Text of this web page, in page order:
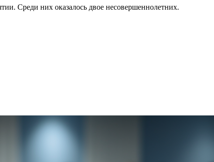
Среди них оказалось двое несовершеннолетних.